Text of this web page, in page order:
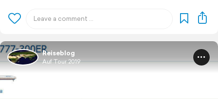
Reiseblog
Auf Tour 2019